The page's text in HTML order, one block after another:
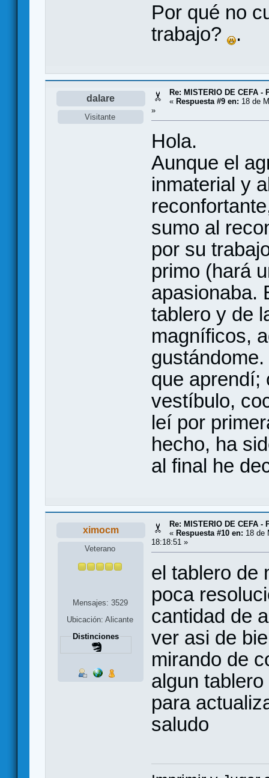
Por qué no
trabajo?
.
dalare
Visitante
Re: MISTERIO DE CEFA -
« Respuesta #9 en: 18 de
»
Hola.
Aunque el
inmaterial y
sumo al
por su
primo (hará
apasionaba.
tablero y de
magníficos,
que aprendí;
vestíbulo,
leí por
hecho, ha
al final he
ximocm
Veterano
Mensajes: 3529
Ubicación: Alicante
Distinciones
Re: MISTERIO DE CEFA -
« Respuesta #10 en: 18 de
18:18:51 »
el tablero de
poca
cantidad de
ver asi de
mirando de
algun
para
saludo